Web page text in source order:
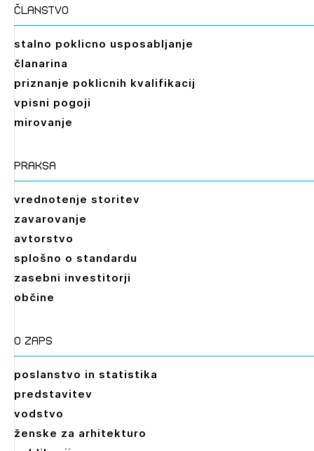
članstvo
stalno poklicno usposabljanje
članarina
priznanje poklicnih kvalifikacij
vpisni pogoji
mirovanje
praksa
vrednotenje storitev
zavarovanje
avtorstvo
splošno o standardu
zasebni investitorji
občine
O zaps
poslanstvo in statistika
predstavitev
vodstvo
ženske za arhitekturo